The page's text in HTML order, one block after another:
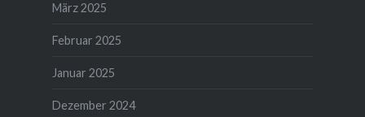
März 2025
Februar 2025
Januar 2025
Dezember 2024